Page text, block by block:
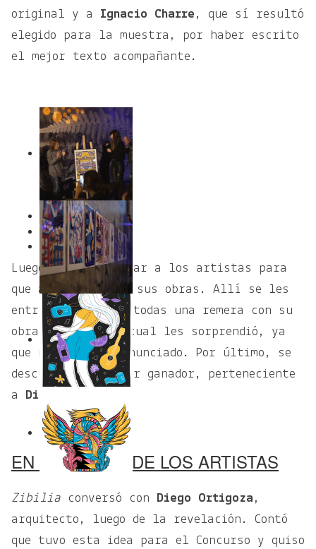
original y a Ignacio Charre , que sì resultó
elegido para la muestra, por haber escrito
el mejor texto acompañante.
1
2
Luego, se hizo pasar a los artistas para
que acompañaran a sus obras. Allí se les
entregó a todos y todas una remera con su
obra impresa, lo cual les sorprendió, ya
que no se había anunciado. Por último, se
descubrió el póster ganador, perteneciente
a Diego Ortigoza.
EN PALABRAS DE LOS ARTISTAS
Zibilia conversó con Diego Ortigoza,
arquitecto, luego de la revelación. Contó
que tuvo esta idea para el Concurso y quiso